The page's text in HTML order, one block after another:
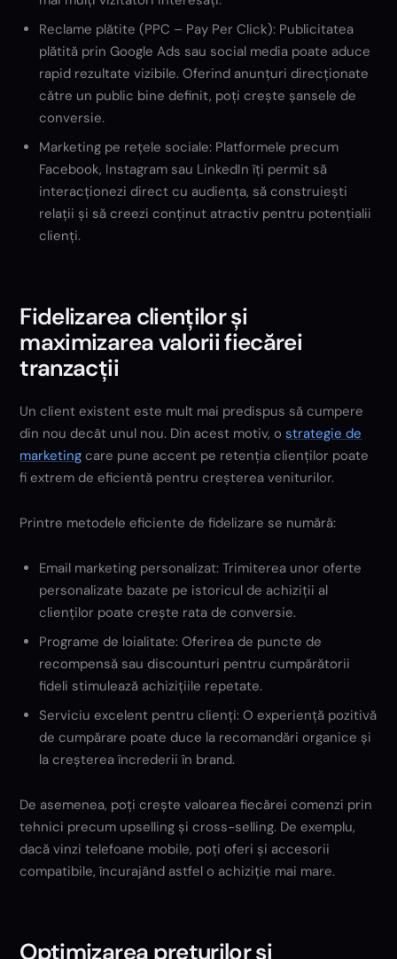
Reclame plătite (PPC – Pay Per Click): Publicitatea
plătită prin Google Ads sau social media poate aduce
rapid rezultate vizibile. Oferind anunțuri direcționate
către un public bine definit, poți crește șansele de
conversie.
Marketing pe rețele sociale: Platformele precum
Facebook, Instagram sau LinkedIn îți permit să
interacționezi direct cu audiența, să construiești
relații și să creezi conținut atractiv pentru potențialii
clienți.
Fidelizarea clienților și
maximizarea valorii fiecărei
tranzacții
Un client existent este mult mai predispus să cumpere
din nou decât unul nou. Din acest motiv, ostrategie de
marketing care pune accent pe retenția clienților poate
fi extrem de eficientă pentru creșterea veniturilor.
Printre metodele eficiente de fidelizare se numără:
Email marketing personalizat: Trimiterea unor oferte
personalizate bazate pe istoricul de achiziții al
clienților poate crește rata de conversie.
Programe de loialitate: Oferirea de puncte de
recompensă sau discounturi pentru cumpărătorii
fideli stimulează achizițiile repetate.
Serviciu excelent pentru clienți: O experiență pozitivă
de cumpărare poate duce la recomandări organice și
la creșterea încrederii în brand.
De asemenea, poți crește valoarea fiecărei comenzi prin
tehnici precum upselling și cross-selling. De exemplu,
dacă vinzi telefoane mobile, poți oferi și accesorii
compatibile, încurajând astfel o achiziție mai mare.
Optimizarea prețurilor și